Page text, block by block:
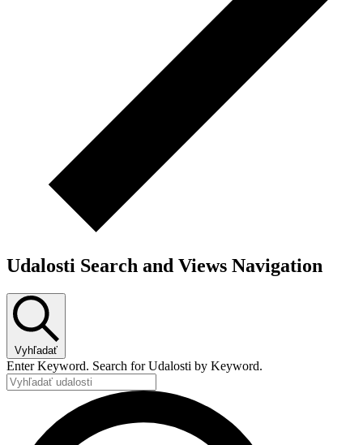
Udalosti Search and Views Navigation
Vyhľadať
Enter Keyword. Search for Udalosti by Keyword.